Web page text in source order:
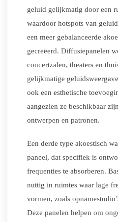
geluid gelijkmatig door een
waardoor hotspots van
een meer gebalanceerde
gecreëerd. Diffusiepanelen
concertzalen, theaters en
gelijkmatige
ook een esthetische
aangezien ze beschikbaar
ontwerpen en patronen.
Een derde type akoestisch
paneel, dat specifiek is
frequenties te absorberen.
nuttig in ruimtes waar lage
vormen, zoals
Deze panelen helpen om